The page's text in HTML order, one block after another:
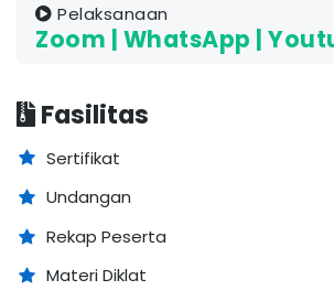
Pelaksanaan
Zoom | WhatsApp |
Fasilitas
Sertifikat
Undangan
Rekap Peserta
Materi Diklat